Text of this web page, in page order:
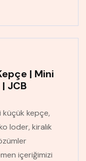
| Mini
JCB
küçük kepçe,
loder, kiralık
içeriğimizi